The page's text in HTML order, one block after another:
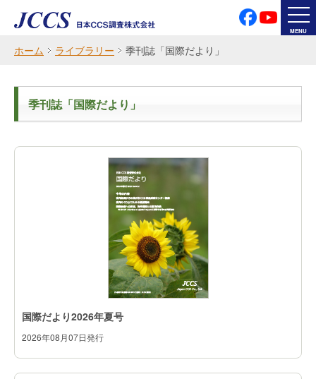
MENU
サイト利用案内
文字のサイズをかえる
ホーム ライブラリー 季刊誌「国際だより」
季刊誌「国際だより」
国際だより2026年夏号
2026年08月07日発行